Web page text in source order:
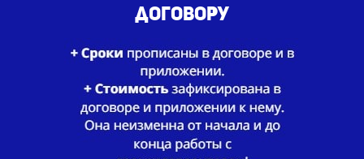
договору